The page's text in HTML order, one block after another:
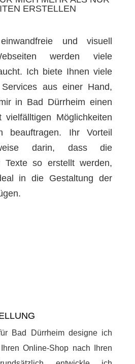
ERSTELLEN
und visuell
werden viele
Ich biete Ihnen viele
aus einer Hand,
in Bad Dürrheim einen
vielfälltigen Möglichkeiten
beauftragen. Ihr Vorteil
darin, dass die
Texte so erstellt werden,
in die Gestaltung der
Bad Dürrheim designe ich
Online-Shop nach Ihren